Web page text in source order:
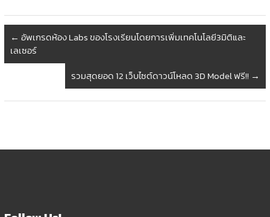
← อัพเกรดห้อง Labs ของโรงเรียนโดยการเพิ่มเทคโนโลยี3มิติและ
เลเซอร์
รวมสุดยอด 12 เว็บไซต์ดาวน์โหลด 3D Model ฟรี!! →